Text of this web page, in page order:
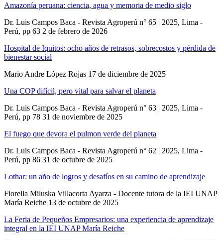
Amazonía peruana: ciencia, agua y memoria de medio siglo
Dr. Luis Campos Baca - Revista Agroperú n° 65 | 2025, Lima -
Perú, pp 63 2 de febrero de 2026
Hospital de Iquitos: ocho años de retrasos, sobrecostos y pérdida de
bienestar social
Mario Andre López Rojas 17 de diciembre de 2025
Una COP difícil, pero vital para salvar el planeta
Dr. Luis Campos Baca - Revista Agroperú n° 63 | 2025, Lima -
Perú, pp 78 31 de noviembre de 2025
El fuego que devora el pulmon verde del planeta
Dr. Luis Campos Baca - Revista Agroperú n° 62 | 2025, Lima -
Perú, pp 86 31 de octubre de 2025
Lothar: un año de logros y desafíos en su camino de aprendizaje
Fiorella Miluska Villacorta Ayarza - Docente tutora de la IEI UNAP
María Reiche 13 de octubre de 2025
La Feria de Pequeños Empresarios: una experiencia de aprendizaje
integral en la IEI UNAP María Reiche